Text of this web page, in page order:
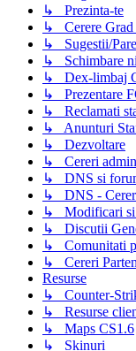
↳ Prezinta-te
↳ Cerere Grad
↳ Sugestii/
↳ Schimbare
↳ Dex-limbaj
↳ Prezentare
↳ Reclamati
↳ Anunturi
↳ Dezvoltare
↳ Cereri
↳ DNS si
↳ DNS -
↳ Modificari si
↳ Discutii
↳ Comunitati
↳ Cereri
Resurse
↳ Counter-
↳ Resurse
↳ Maps CS1.6
↳ Skinuri